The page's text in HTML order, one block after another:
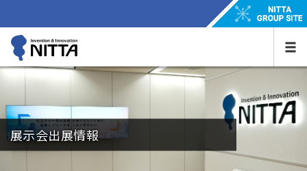
展示会出展情報